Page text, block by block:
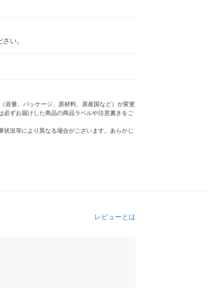
い。
容量、パッケージ、原材料、原産国など）が変更
ずお届けした商品の商品ラベルや注意書きをご
況等により異なる場合がございます。あらかじ
レビューとは